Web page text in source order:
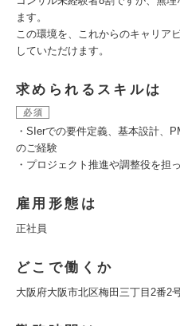
ます。
この環境を、これからのキャリア
していただけます。
求められるスキルは
必須
・SIerでの要件定義、基本設計、
のご経験
・プロジェクト推進や調整役を担
雇用形態は
正社員
どこで働くか
大阪府大阪市北区梅田三丁目2番2